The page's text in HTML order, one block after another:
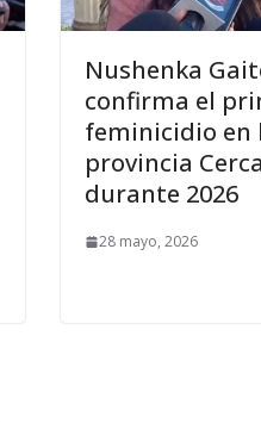
Nushenka
confirma el
feminicidio en
provincia
durante 2026
28 mayo, 2026